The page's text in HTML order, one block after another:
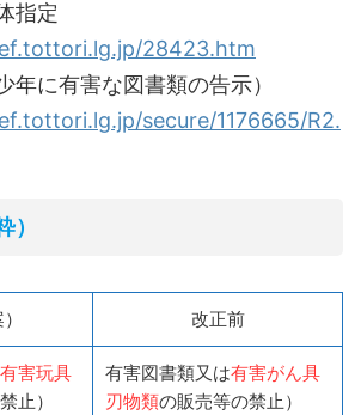
指定
28423.htm
年に有害な図書類の告示）
secure/1176665/R2.
改正前
有害玩具
止）
有害図書類又は有害がん具
刃物類の販売等の禁止）